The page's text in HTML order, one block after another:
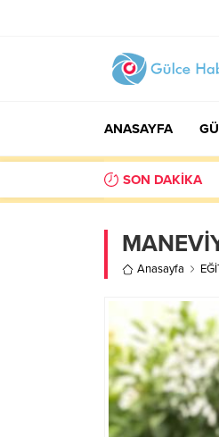
ANASAYFA
SON DAKİKA
Anasayfa